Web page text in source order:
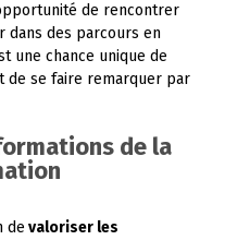
de rencontrer
dans des parcours en
une chance unique de
de se faire remarquer par
de la
de valoriser les